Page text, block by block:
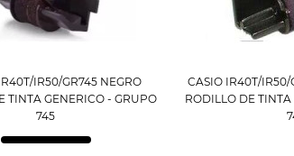
IR50/GR745 NEGRO
TINTA GENERICO - GRUPO
745
CASIO IR40T/IR50/
RODILLO DE